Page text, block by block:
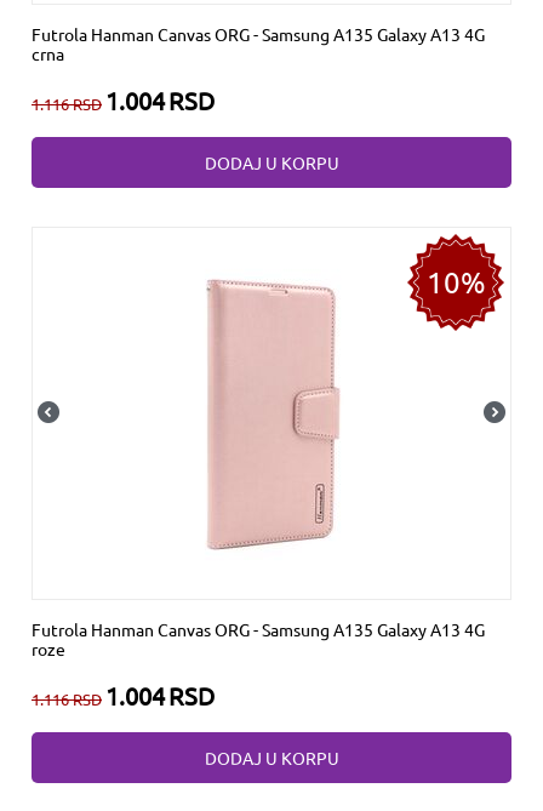
Futrola Hanman Canvas ORG - Samsung A135 Galaxy A13 4G
crna
1.116RSD 1.004RSD
DODAJ U KORPU
10%
Futrola Hanman Canvas ORG - Samsung A135 Galaxy A13 4G
roze
1.116RSD 1.004RSD
DODAJ U KORPU